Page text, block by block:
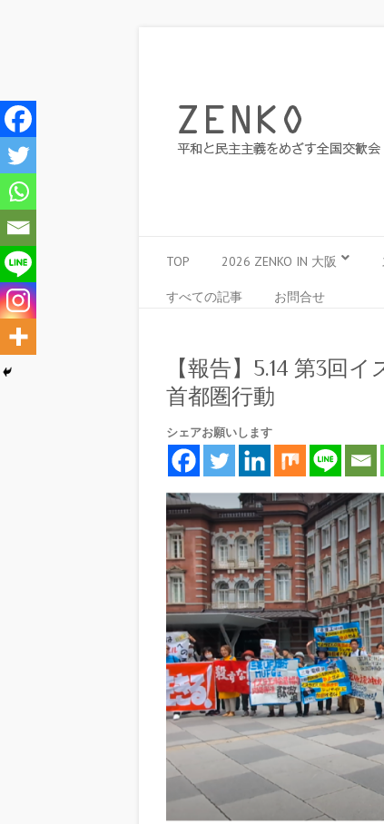
TOP 2026 ZENKO IN 大阪
すべての記事 お問合せ
【報告】5.14 第3回
首都圏行動
シェアお願いします